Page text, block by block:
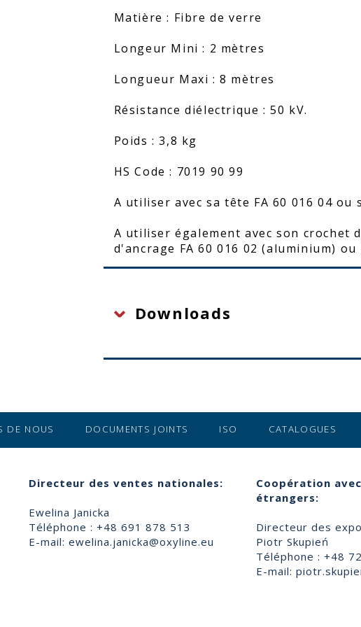
Matière : Fibre de verre
Longeur Mini : 2 mètres
Longueur Maxi : 8 mètres
Résistance diélectrique : 50 kV.
Poids : 3,8 kg
HS Code : 7019 90 99
A utiliser avec sa tête FA 60 016 04 ou
A utiliser également avec son crochet
d'ancrage FA 60 016 02 (aluminium) ou
Downloads
DE NOUS DOCUMENTS JOINTS ISO CATALOGUES
Directeur des ventes nationales:
Ewelina Janicka
Téléphone : +48 691 878 513
E-mail: ewelina.janicka@oxyline.eu
Coopération
étrangers:
Directeur des
Piotr Skupień
Téléphone : +48
E-mail: